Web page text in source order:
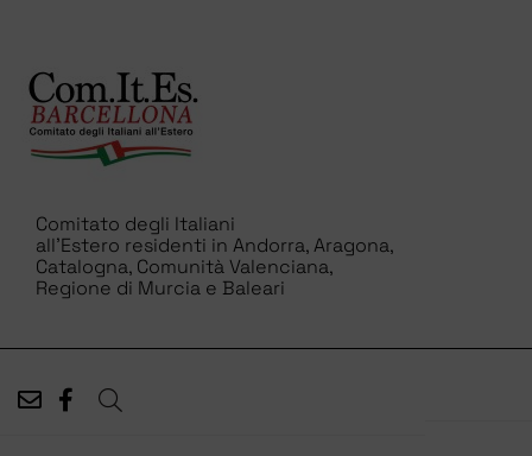
Comitato degli Italiani
all’Estero residenti in Andorra, Aragona,
Catalogna, Comunità Valenciana,
Regione di Murcia e Baleari